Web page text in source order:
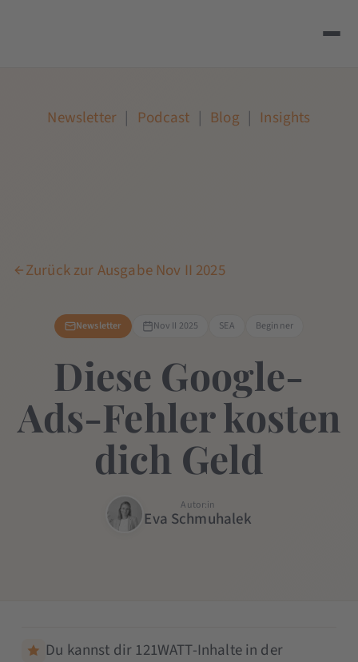
Newsletter | Podcast | Blog | Insights
Zurück zur Ausgabe Nov II 2025
Newsletter Nov II 2025 SEA Beginner
Diese Google-
Ads-Fehler kosten
dich Geld
Autor:in
Eva Schmuhalek
Du kannst dir 121WATT-Inhalte in der